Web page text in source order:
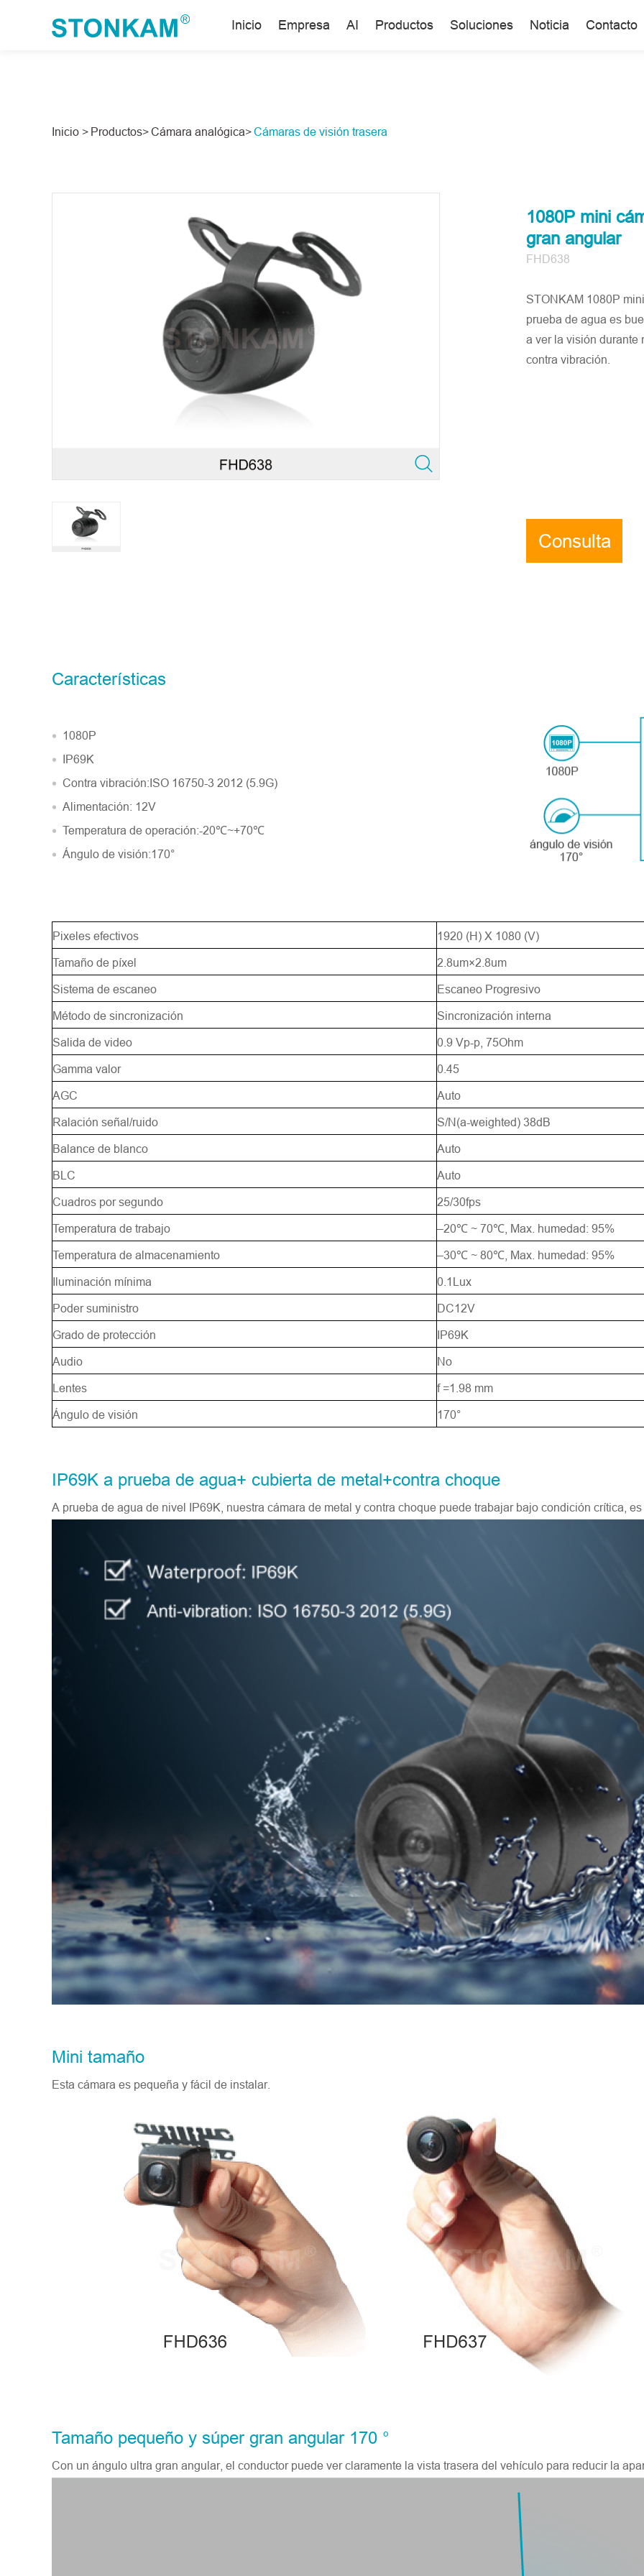
Inicio Empresa AI Productos Soluciones Noticia Contacto
Inicio > Productos>Cámara analógica>Cámaras de visión trasera
1080P mini
gran angular
FHD638
STONKAM 1080P
prueba de agua es
a ver la visión durante
contra vibración.
Consulta
Descripción*
Características
1080P
IP69K
Contra vibración:ISO 16750-3 2012 (5.9G)
Alimentación: 12V
Temperatura de operación:-20℃~+70℃
Ángulo de visión:170°
Pixeles efectivos 1920 (H) X 1080 (V)
Tamaño de píxel 2.8um×2.8um
Sistema de escaneo Escaneo Progresivo
Método de sincronización Sincronización interna
Salida de video 0.9 Vp-p, 75Ohm
Gamma valor 0.45
AGC Auto
Ralación señal/ruido S/N(a-weighted) 38dB
Balance de blanco Auto
BLC Auto
Cuadros por segundo 25/30fps
Temperatura de trabajo –20℃ ~ 70℃, Max. humedad: 95%
Temperatura de almacenamiento –30℃ ~ 80℃, Max. humedad: 95%
Iluminación mínima 0.1Lux
Poder suministro DC12V
Grado de protección IP69K
Audio No
Lentes f =1.98 mm
Ángulo de visión 170°
IP69K a prueba de agua+ cubierta de metal+contra choque
A prueba de agua de nivel IP69K, nuestra cámara de metal y contra choque puede trabajar bajo condición crítica,
Mini tamaño
Esta cámara es pequeña y fácil de instalar.
Tamaño pequeño y súper gran angular 170 °
Con un ángulo ultra gran angular, el conductor puede ver claramente la vista trasera del vehículo para reducir la